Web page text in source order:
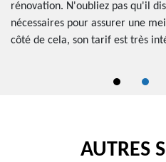
rénovation. N'oubliez pas qu'il
nécessaires pour assurer une
côté de cela, son tarif est très
AUTRES